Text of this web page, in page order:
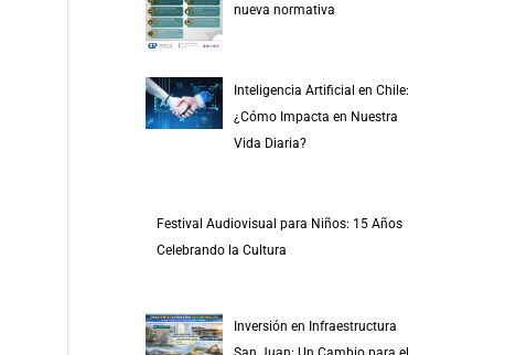
nueva normativa
Inteligencia Artificial en Chile:
¿Cómo Impacta en Nuestra
Vida Diaria?
Festival Audiovisual para Niños: 15 Años
Celebrando la Cultura
Inversión en Infraestructura